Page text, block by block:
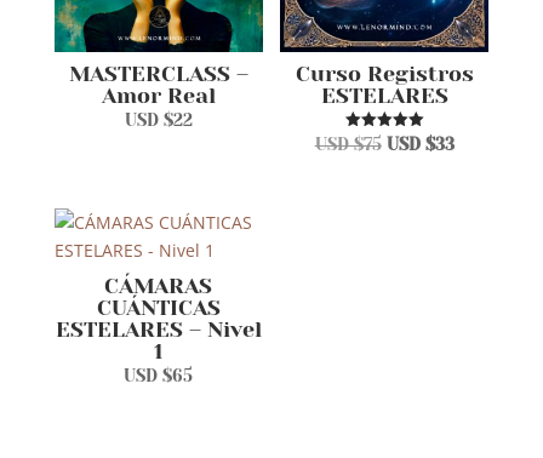
MASTERCLASS –
Amor Real
USD $22
Curso Registros
ESTELARES
Valorado en
5.00
USD $75 El
USD $33El
CÁMARAS
CUÁNTICAS
ESTELARES – Nivel
1
USD $65